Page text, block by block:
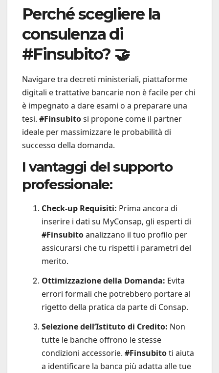
Perché scegliere la
consulenza di
#Finsubito? 🤝
Navigare tra decreti ministeriali, piattaforme
digitali e trattative bancarie non è facile per chi
è impegnato a dare esami o a preparare una
tesi. #Finsubitosi propone come il partner
ideale per massimizzare le probabilità di
successo della domanda.
I vantaggi del supporto
professionale:
Check-up Requisiti: Prima ancora di
inserire i dati su MyConsap, gli esperti di
#Finsubitoanalizzano il tuo profilo per
assicurarsi che tu rispetti i parametri del
merito.
Ottimizzazione della Domanda: Evita
errori formali che potrebbero portare al
rigetto della pratica da parte di Consap.
Selezione dell’Istituto di Credito: Non
tutte le banche offrono le stesse
condizioni accessorie. #Finsubitoti aiuta
a identificare la banca più adatta alle tue